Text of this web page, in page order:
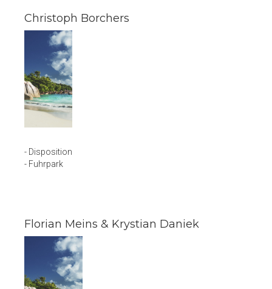
Christoph Borchers
- Disposition
- Fuhrpark
Florian Meins & Krystian Daniek